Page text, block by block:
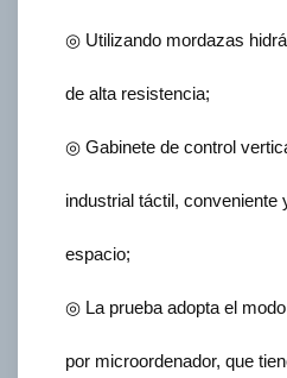
◎ Utilizando mordazas
de alta resistencia;
◎ Gabinete de control
industrial táctil, conveniente
espacio;
◎ La prueba adopta el
por microordenador, que